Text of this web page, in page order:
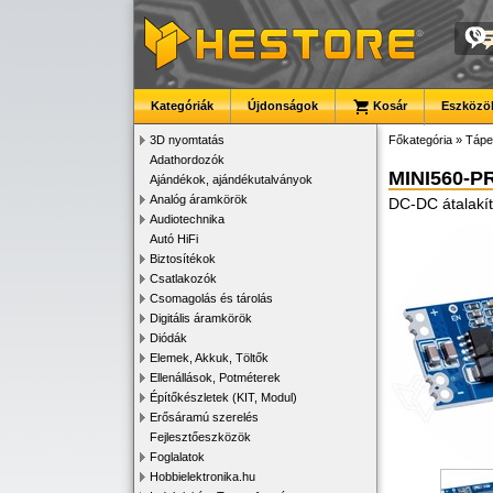
Kategóriák Újdonságok Kosár
3D nyomtatás
Adathordozók
Ajándékok, ajándékutalványok
Analóg áramkörök
Audiotechnika
Autó HiFi
Biztosítékok
Csatlakozók
Csomagolás és tárolás
Digitális áramkörök
Diódák
Elemek, Akkuk, Töltők
Ellenállások, Potméterek
Építőkészletek (KIT, Modul)
Erősáramú szerelés
Fejlesztőeszközök
Foglalatok
Hobbielektronika.hu
Főkategória »
MINI560-
DC-DC